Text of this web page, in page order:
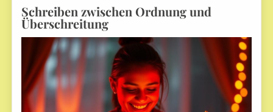
Schreiben zwischen Ordnung und
Überschreitung